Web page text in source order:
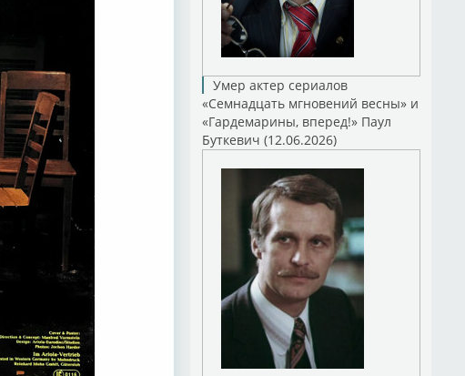
Умер актер сериалов
«Семнадцать мгновений весны» и
«Гардемарины, вперед!» Паул
Буткевич (12.06.2026)